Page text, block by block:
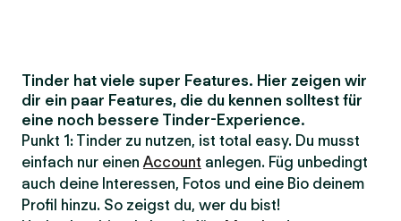
Tinder hat viele super Features. Hier zeigen wir
dir ein paar Features, die du kennen solltest für
eine noch bessere Tinder-Experience.
Punkt 1: Tinder zu nutzen, ist total easy. Du musst
einfach nur einenAccount anlegen. Füg unbedingt
auch deine Interessen, Fotos und eine Bio deinem
Profil hinzu. So zeigst du, wer du bist!